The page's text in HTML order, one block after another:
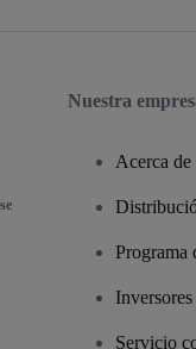
Nuestra
Acerca de
Programa
Inversores
Servicio